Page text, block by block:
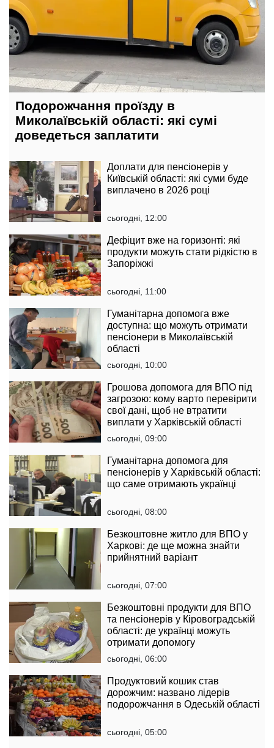
Подорожчання проїзду в
Миколаївській області: які сумі
доведеться заплатити
Доплати для пенсіонерів у
Київській області: які суми буде
виплачено в 2026 році
сьогодні, 12:00
Дефіцит вже на горизонті: які
продукти можуть стати рідкістю в
Запоріжжі
сьогодні, 11:00
Гуманітарна допомога вже
доступна: що можуть отримати
пенсіонери в Миколаївській
області
сьогодні, 10:00
Грошова допомога для ВПО під
загрозою: кому варто перевірити
свої дані, щоб не втратити
виплати у Харківській області
сьогодні, 09:00
Гуманітарна допомога для
пенсіонерів у Харківській області:
що саме отримають українці
сьогодні, 08:00
Безкоштовне житло для ВПО у
Харкові: де ще можна знайти
прийнятний варіант
сьогодні, 07:00
Безкоштовні продукти для ВПО
та пенсіонерів у Кіровоградській
області: де українці можуть
отримати допомогу
сьогодні, 06:00
Продуктовий кошик став
дорожчим: названо лідерів
подорожчання в Одеській області
сьогодні, 05:00